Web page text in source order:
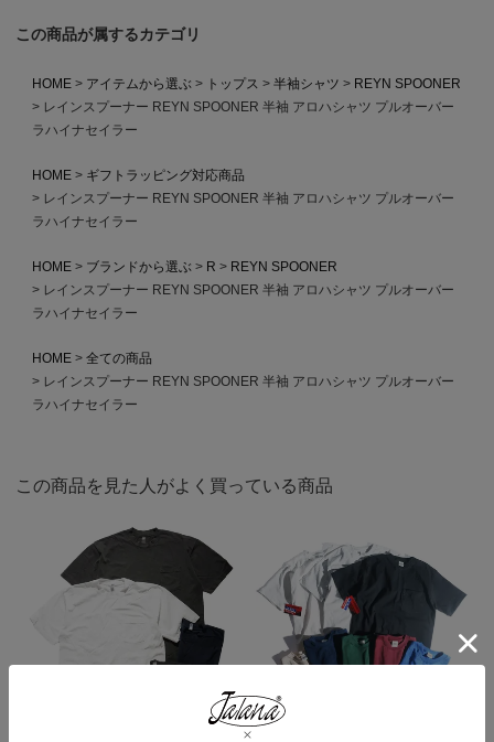
この商品が属するカテゴリ
HOME アイテムから選ぶ トップス 半袖シャツ
REYN SPOONER
レインスプーナー REYN SPOONER 半袖 アロハシャツ プルオーバー
ラハイナセイラー
HOME
ギフトラッピング対応商品
レインスプーナー REYN SPOONER 半袖 アロハシャツ プルオーバー
ラハイナセイラー
HOME ブランドから選ぶ R
REYN SPOONER
レインスプーナー REYN SPOONER 半袖 アロハシャツ プルオーバー
ラハイナセイラー
HOME
全ての商品
レインスプーナー REYN SPOONER 半袖 アロハシャツ プルオーバー
ラハイナセイラー
この商品を見た人がよく買っている商品